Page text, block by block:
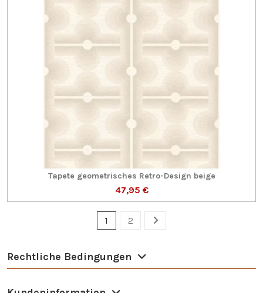
Tapete geometrisches Retro-Design beige
47,95 €
1 2
Rechtliche Bedingungen